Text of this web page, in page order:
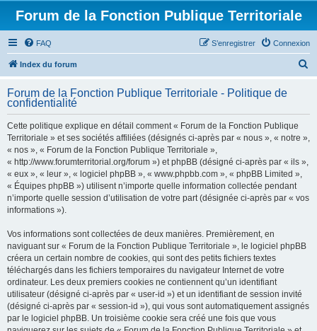
Forum de la Fonction Publique Territoriale
FAQ Connexion
S’enregistrer
Index du forum
h
Forum de la Fonction Publique Territoriale - Politique de
confidentialité
Cette politique explique en détail comment « Forum de la Fonction Publique
Territoriale » et ses sociétés affiliées (désignés ci-après par « nous », « notre »,
« nos », « Forum de la Fonction Publique Territoriale »,
« http://www.forumterritorial.org/forum ») et phpBB (désigné ci-après par « ils »,
« eux », « leur », « logiciel phpBB », « www.phpbb.com », « phpBB Limited »,
« Équipes phpBB ») utilisent n’importe quelle information collectée pendant
n’importe quelle session d’utilisation de votre part (désignée ci-après par « vos
informations »).
Vos informations sont collectées de deux manières. Premièrement, en
naviguant sur « Forum de la Fonction Publique Territoriale », le logiciel phpBB
créera un certain nombre de cookies, qui sont des petits fichiers textes
téléchargés dans les fichiers temporaires du navigateur Internet de votre
ordinateur. Les deux premiers cookies ne contiennent qu’un identifiant
utilisateur (désigné ci-après par « user-id ») et un identifiant de session invité
(désigné ci-après par « session-id »), qui vous sont automatiquement assignés
par le logiciel phpBB. Un troisième cookie sera créé une fois que vous